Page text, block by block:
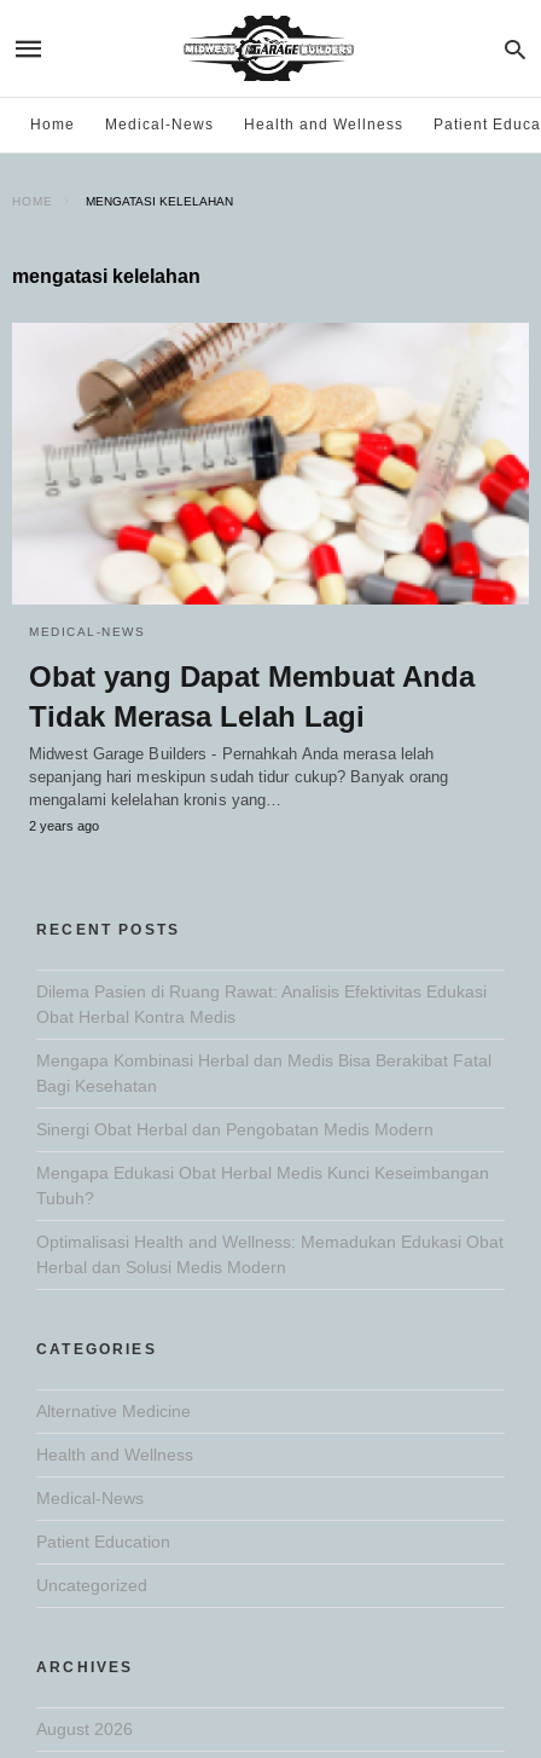
Home Medical-News Health and Wellness Patient
HOME MENGATASI KELELAHAN
mengatasi kelelahan
MEDICAL-NEWS
Obat yang Dapat Membuat Anda
Tidak Merasa Lelah Lagi
Midwest Garage Builders - Pernahkah Anda merasa lelah
sepanjang hari meskipun sudah tidur cukup? Banyak orang
mengalami kelelahan kronis yang…
2 years ago
RECENT POSTS
Dilema Pasien di Ruang Rawat: Analisis Efektivitas Edukasi
Obat Herbal Kontra Medis
Mengapa Kombinasi Herbal dan Medis Bisa Berakibat Fatal
Bagi Kesehatan
Sinergi Obat Herbal dan Pengobatan Medis Modern
Mengapa Edukasi Obat Herbal Medis Kunci Keseimbangan
Tubuh?
Optimalisasi Health and Wellness: Memadukan Edukasi Obat
Herbal dan Solusi Medis Modern
CATEGORIES
Alternative Medicine
Health and Wellness
Medical-News
Patient Education
Uncategorized
ARCHIVES
August 2026